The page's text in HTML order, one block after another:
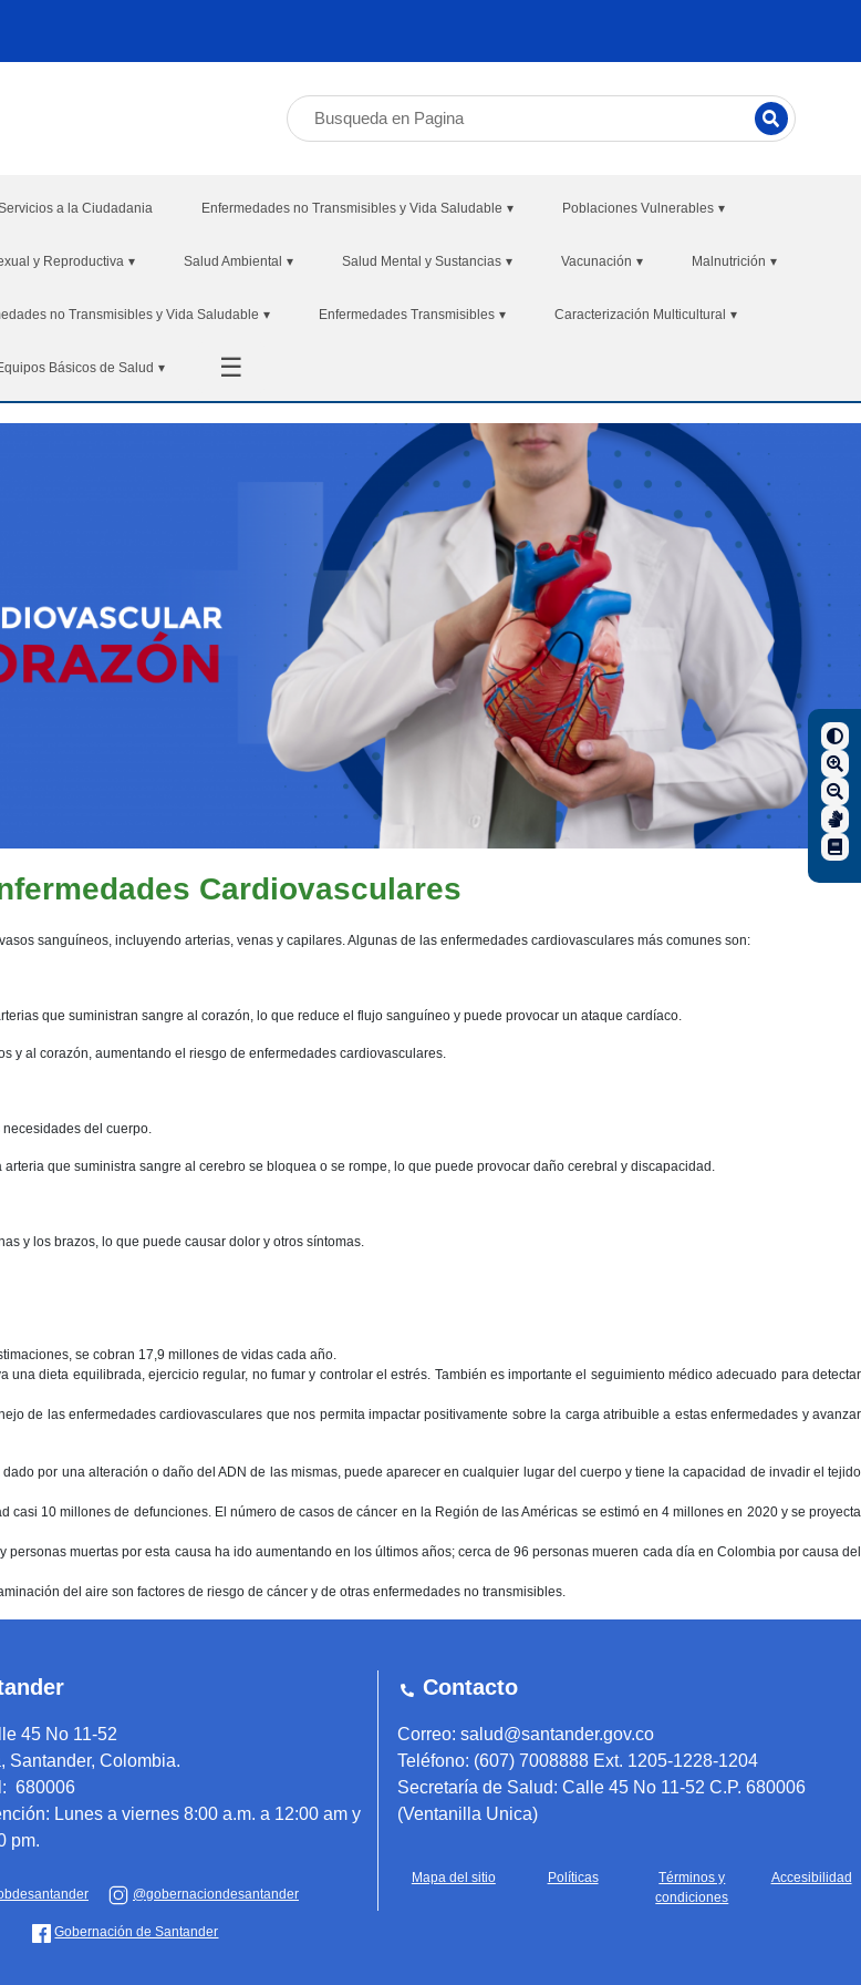
a la Ciudadania Enfermedades no Transmisibles y Vida Saludable ▾ Poblaciones Vulnerables ▾
y Reproductiva ▾ Salud Ambiental ▾ Salud Mental y Sustancias ▾ Vacunación ▾ Malnutrición ▾
no Transmisibles y Vida Saludable ▾ Enfermedades Transmisibles ▾ Caracterización Multicultural ▾
Básicos de Salud ▾ ☰
Cardiovasculares
sanguíneos, incluyendo arterias, venas y capilares. Algunas de las enfermedades cardiovasculares más comunes son:
que suministran sangre al corazón, lo que reduce el flujo sanguíneo y puede provocar un ataque cardíaco.
y al corazón, aumentando el riesgo de enfermedades cardiovasculares.
del cuerpo.
que suministra sangre al cerebro se bloquea o se rompe, lo que puede provocar daño cerebral y discapacidad.
y los brazos, lo que puede causar dolor y otros síntomas.
se cobran 17,9 millones de vidas cada año.
dieta equilibrada, ejercicio regular, no fumar y controlar el estrés. También es importante el seguimiento médico adecuado para detectar
de las enfermedades cardiovasculares que nos permita impactar positivamente sobre la carga atribuible a estas enfermedades y avanzar
por una alteración o daño del ADN de las mismas, puede aparecer en cualquier lugar del cuerpo y tiene la capacidad de invadir el tejido
10 millones de defunciones. El número de casos de cáncer en la Región de las Américas se estimó en 4 millones en 2020 y se proyecta
muertas por esta causa ha ido aumentando en los últimos años; cerca de 96 personas mueren cada día en Colombia por causa del
del aire son factores de riesgo de cáncer y de otras enfermedades no transmisibles.
45 No 11-52
Santander, Colombia.
680006
Lunes a viernes 8:00 a.m. a 12:00 am y
pm.
@gobernaciondesantander
Gobernación de Santander
Contacto
Correo: salud@santander.gov.co
Teléfono: (607) 7008888 Ext. 1205-1228-1204
Secretaría de Salud: Calle 45 No 11-52 C.P. 680006
(Ventanilla Unica)
Mapa del sitio Políticas
Términos y
condiciones
Accesibilidad